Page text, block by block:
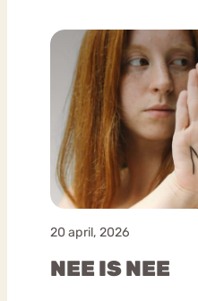
20 april, 2026
NEE IS NEE